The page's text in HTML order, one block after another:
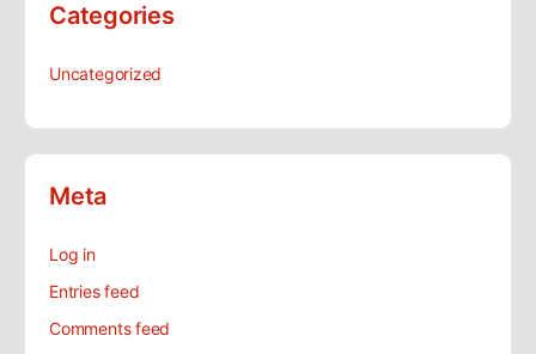
Categories
Uncategorized
Meta
Log in
Entries feed
Comments feed